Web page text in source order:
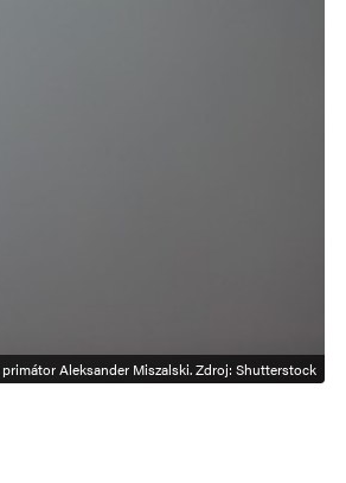
Aleksander Miszalski. Zdroj: Shutterstock